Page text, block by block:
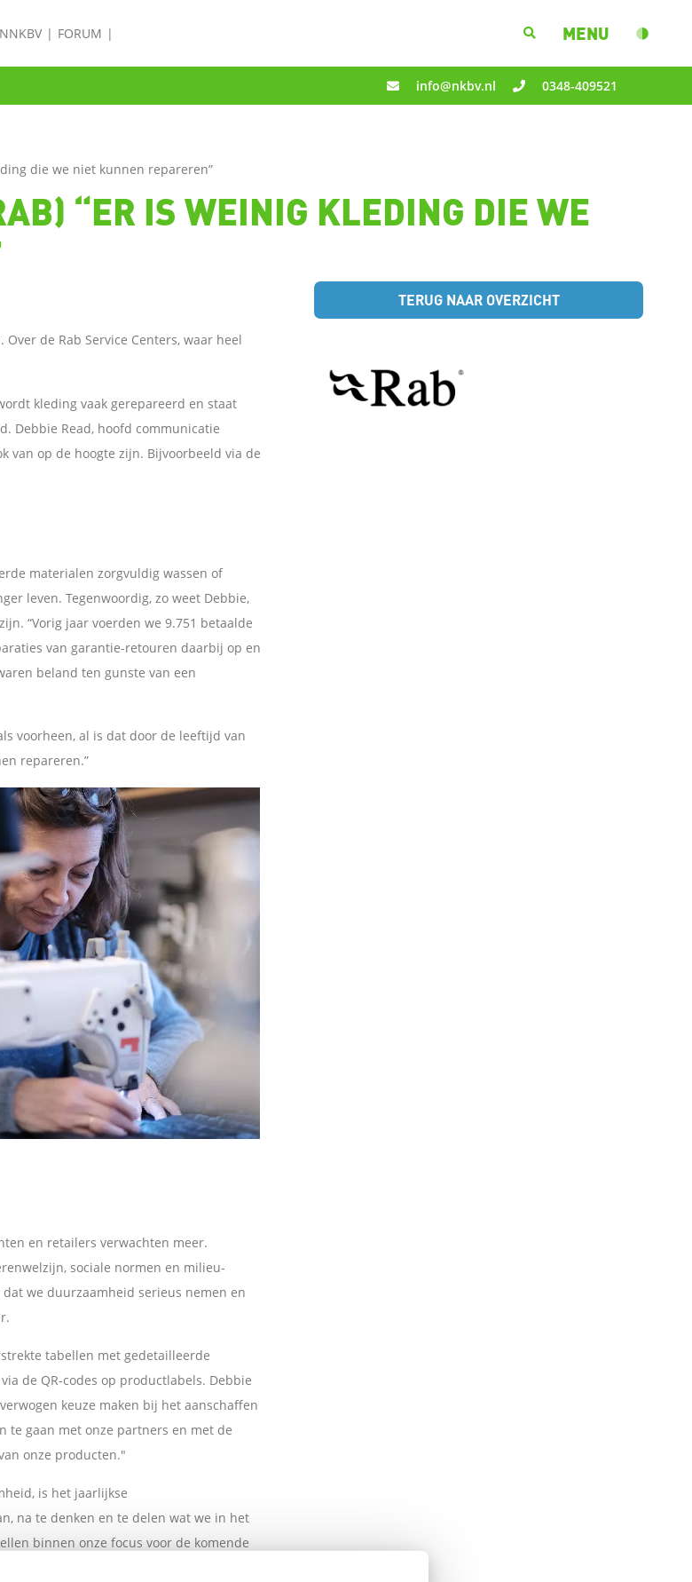
FORUM MENU
info@nkbv.nl 0348-409521
die we niet kunnen repareren”
“ER IS WEINIG KLEDING DIE WE
de Rab Service Centers, waar heel
kleding vaak gerepareerd en staat
Debbie Read, hoofd communicatie
van op de hoogte zijn. Bijvoorbeeld via de
materialen zorgvuldig wassen of
leven. Tegenwoordig, zo weet Debbie,
“Vorig jaar voerden we 9.751 betaalde
van garantie-retouren daarbij op en
beland ten gunste van een
voorheen, al is dat door de leeftijd van
repareren.”
en retailers verwachten meer.
sociale normen en milieu-
we duurzaamheid serieus nemen en
tabellen met gedetailleerde
de QR-codes op productlabels. Debbie
keuze maken bij het aanschaffen
te gaan met onze partners en met de
onze producten."
is het jaarlijkse
na te denken en te delen wat we in het
binnen onze focus voor de komende
TERUG NAAR OVERZICHT